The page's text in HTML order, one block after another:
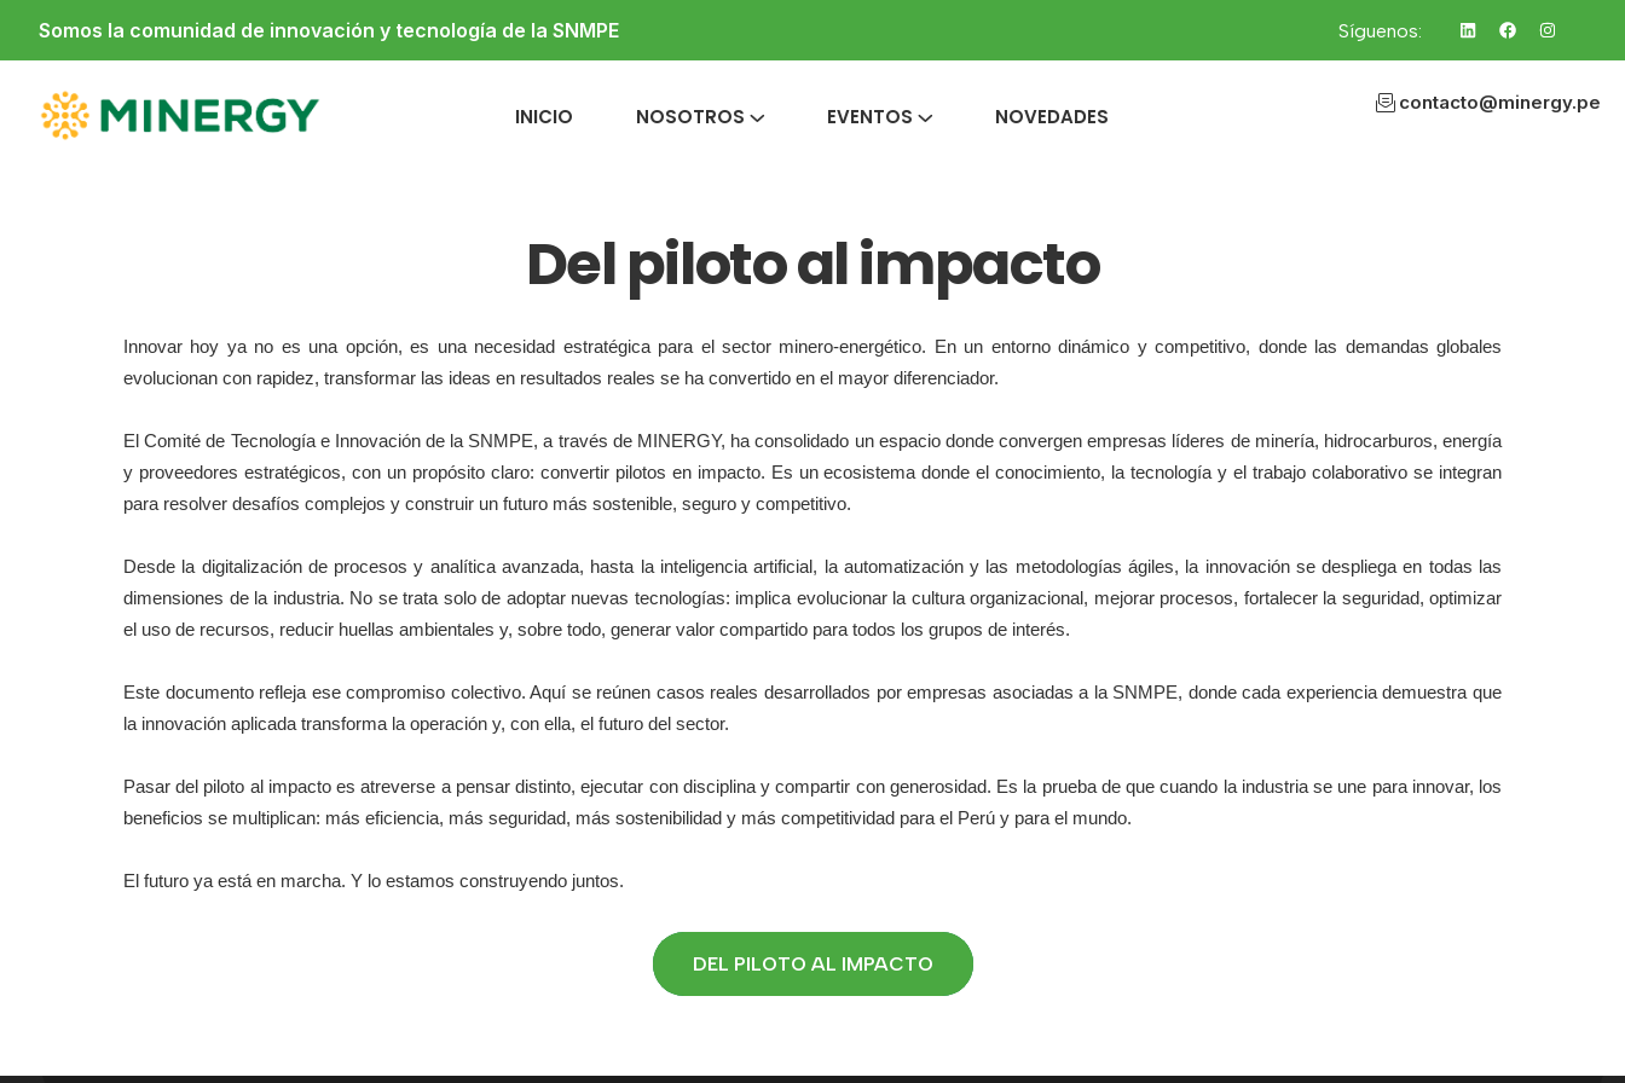
Somos la comunidad de innovación y tecnología de la SNMPE Síguenos:
INICIO NOSOTROS EVENTOS NOVEDADES
contacto@minergy.pe
Del piloto al impacto
Innovar hoy ya no es una opción, es una necesidad estratégica para el sector minero-energético. En un entorno dinámico y competitivo, donde las demandas globales
evolucionan con rapidez, transformar las ideas en resultados reales se ha convertido en el mayor diferenciador.
El Comité de Tecnología e Innovación de la SNMPE, a través de MINERGY, ha consolidado un espacio donde convergen empresas líderes de minería, hidrocarburos, energía
y proveedores estratégicos, con un propósito claro: convertir pilotos en impacto. Es un ecosistema donde el conocimiento, la tecnología y el trabajo colaborativo se integran
para resolver desafíos complejos y construir un futuro más sostenible, seguro y competitivo.
Desde la digitalización de procesos y analítica avanzada, hasta la inteligencia artificial, la automatización y las metodologías ágiles, la innovación se despliega en todas las
dimensiones de la industria. No se trata solo de adoptar nuevas tecnologías: implica evolucionar la cultura organizacional, mejorar procesos, fortalecer la seguridad, optimizar
el uso de recursos, reducir huellas ambientales y, sobre todo, generar valor compartido para todos los grupos de interés.
Este documento refleja ese compromiso colectivo. Aquí se reúnen casos reales desarrollados por empresas asociadas a la SNMPE, donde cada experiencia demuestra que
la innovación aplicada transforma la operación y, con ella, el futuro del sector.
Pasar del piloto al impacto es atreverse a pensar distinto, ejecutar con disciplina y compartir con generosidad. Es la prueba de que cuando la industria se une para innovar, los
beneficios se multiplican: más eficiencia, más seguridad, más sostenibilidad y más competitividad para el Perú y para el mundo.
El futuro ya está en marcha. Y lo estamos construyendo juntos.
DEL PILOTO AL IMPACTO